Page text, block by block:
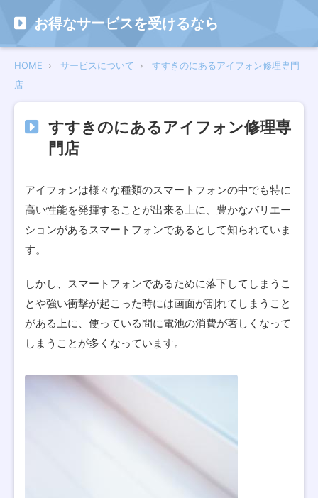
お得なサービスを受けるなら
HOME サービスについて
すすきのにあるアイフォン修理専門
店
すすきのにあるアイフォン修理専
門店
アイフォンは様々な種類のスマートフォンの中でも特に
高い性能を発揮することが出来る上に、豊かなバリエー
ションがあるスマートフォンであるとして知られていま
す。
しかし、スマートフォンであるために落下してしまうこ
とや強い衝撃が起こった時には画面が割れてしまうこと
がある上に、使っている間に電池の消費が著しくなって
しまうことが多くなっています。